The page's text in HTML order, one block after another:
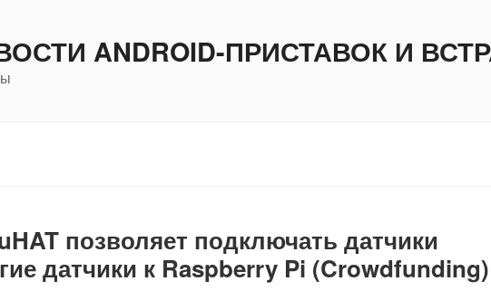
ANDROID-ПРИСТАВОК И
позволяет подключать датчики
датчики к Raspberry Pi (Crowdfunding)